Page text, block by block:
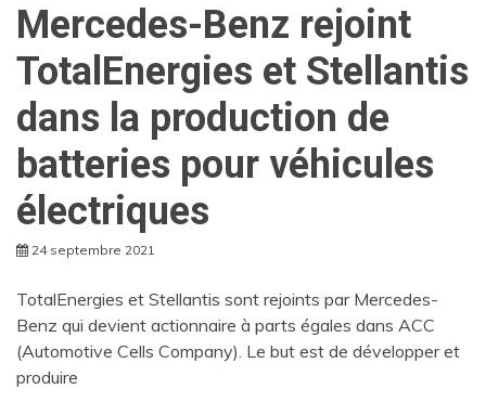
Mercedes-Benz rejoint
TotalEnergies et Stellantis
dans la production de
batteries pour véhicules
électriques
24 septembre 2021
TotalEnergies et Stellantis sont rejoints par Mercedes-
Benz qui devient actionnaire à parts égales dans ACC
(Automotive Cells Company). Le but est de développer et
produire